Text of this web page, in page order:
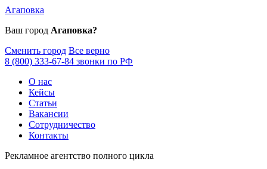
Агаповка
Ваш город Агаповка?
Сменить город Все верно
8 (800) 333-67-84 звонки по РФ
О нас
Кейсы
Статьи
Вакансии
Сотрудничество
Контакты
Рекламное агентство полного цикла